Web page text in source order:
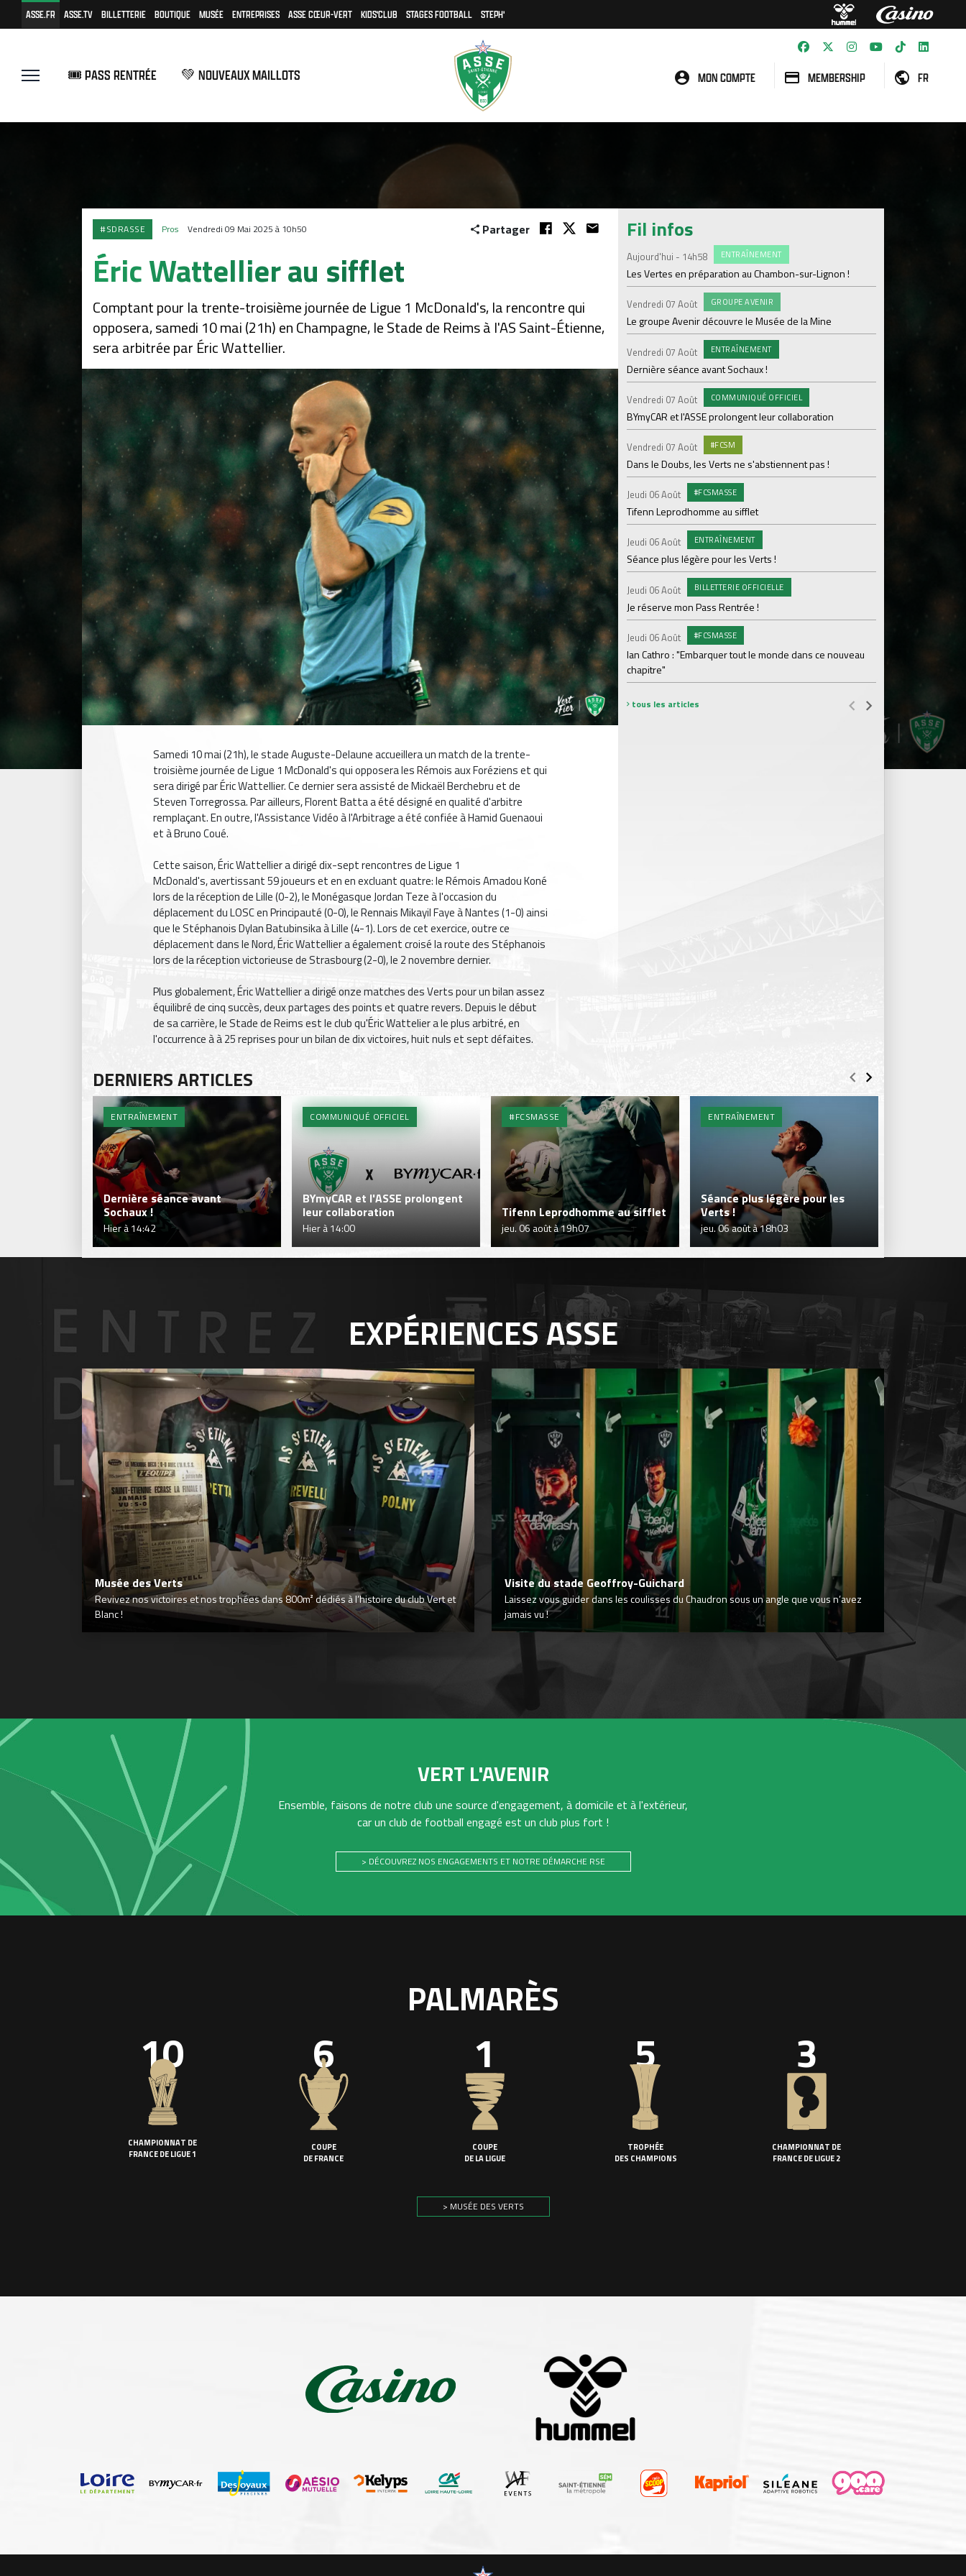
ASSE.FR ASSE.TV BILLETTERIE BOUTIQUE MUSÉE ENTREPRISES ASSE CŒUR-VERT KIDS'CLUB STAGES FOOTBALL STEPH'
🎟️ PASS RENTRÉE 💚 NOUVEAUX MAILLOTS MON COMPTE MEMBERSHIP FR
#SDRASSE Pros Vendredi 09 Mai 2025 à 10h50 Partager
Éric Wattellier au sifflet
Comptant pour la trente-troisième journée de Ligue 1 McDonald's, la rencontre qui
opposera, samedi 10 mai (21h) en Champagne, le Stade de Reims à l'AS Saint-Étienne,
sera arbitrée par Éric Wattellier.
Samedi 10 mai (21h), le stade Auguste-Delaune accueillera un match de la trente-
troisième journée de Ligue 1 McDonald's qui opposera les Rémois aux Foréziens et qui
sera dirigé par Éric Wattellier. Ce dernier sera assisté de Mickaël Berchebru et de
Steven Torregrossa. Par ailleurs, Florent Batta a été désigné en qualité d'arbitre
remplaçant. En outre, l'Assistance Vidéo à l'Arbitrage a été confiée à Hamid Guenaoui
et à Bruno Coué.
Cette saison, Éric Wattellier a dirigé dix-sept rencontres de Ligue 1
McDonald's, avertissant 59 joueurs et en en excluant quatre: le Rémois Amadou Koné
lors de la réception de Lille (0-2), le Monégasque Jordan Teze à l'occasion du
déplacement du LOSC en Principauté (0-0), le Rennais Mikayil Faye à Nantes (1-0) ainsi
que le Stéphanois Dylan Batubinsika à Lille (4-1). Lors de cet exercice, outre ce
déplacement dans le Nord, Éric Wattellier a également croisé la route des Stéphanois
lors de la réception victorieuse de Strasbourg (2-0), le 2 novembre dernier.
Plus globalement, Éric Wattellier a dirigé onze matches des Verts pour un bilan assez
équilibré de cinq succès, deux partages des points et quatre revers. Depuis le début
de sa carrière, le Stade de Reims est le club qu'Éric Wattelier a le plus arbitré, en
l'occurrence à à 25 reprises pour un bilan de dix victoires, huit nuls et sept défaites.
Fil infos
Aujourd'hui - 14h58 ENTRAÎNEMENT
Les Vertes en préparation au Chambon-sur-Lignon !
Vendredi 07 Août GROUPE AVENIR
Le groupe Avenir découvre le Musée de la Mine
Vendredi 07 Août ENTRAÎNEMENT
Dernière séance avant Sochaux !
Vendredi 07 Août COMMUNIQUÉ OFFICIEL
BYmyCAR et l'ASSE prolongent leur collaboration
Vendredi 07 Août #FCSM
Dans le Doubs, les Verts ne s'abstiennent pas !
Jeudi 06 Août #FCSMASSE
Tifenn Leprodhomme au sifflet
Jeudi 06 Août ENTRAÎNEMENT
Séance plus légère pour les Verts !
Jeudi 06 Août BILLETTERIE OFFICIELLE
Je réserve mon Pass Rentrée !
Jeudi 06 Août #FCSMASSE
Ian Cathro : "Embarquer tout le monde dans ce nouveau
chapitre"
tous les articles
DERNIERS ARTICLES
ENTRAÎNEMENT
Dernière séance avant
Sochaux !
Hier à 14:42
COMMUNIQUÉ OFFICIEL
BYmyCAR et l'ASSE prolongent
leur collaboration
Hier à 14:00
#FCSMASSE
Tifenn Leprodhomme au sifflet
jeu. 06 août à 19h07
ENTRAÎNEMENT
Séance plus légère pour les
Verts !
jeu. 06 août à 18h03
EXPÉRIENCESASSE
Musée des Verts
Revivez nos victoires et nos trophées dans 800m² dédiés à l’histoire du club Vert et
Blanc !
Visite du stade Geoffroy-Guichard
Laissez vous guider dans les coulisses du Chaudron sous un angle que vous n’avez
jamais vu !
VERT L'AVENIR
Ensemble, faisons de notre club une source d'engagement, à domicile et à l'extérieur,
car un club de football engagé est un club plus fort !
> DÉCOUVREZ NOS ENGAGEMENTS ET NOTRE DÉMARCHE RSE
PALMARÈS
10
CHAMPIONNAT DE
FRANCE DE LIGUE 1
6
COUPE
DE FRANCE
1
COUPE
DE LA LIGUE
5
TROPHÉE
DES CHAMPIONS
3
CHAMPIONNAT DE
FRANCE DE LIGUE 2
> MUSÉE DES VERTS